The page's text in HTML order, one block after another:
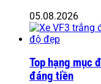
05.08.2026
Top hạng mục
đáng tiền